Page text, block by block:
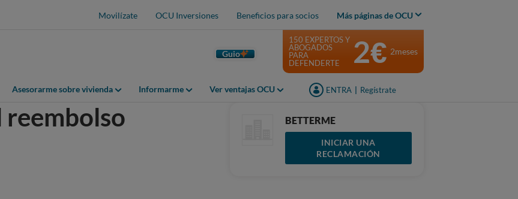
Movilízate OCU Inversiones Beneficios para socios Más páginas de OCU
Guio
Asesorarme sobre vivienda Informarme Ver ventajas OCU ENTRA Regístrate
150 EXPERTOS Y
ABOGADOS
PARA
DEFENDERTE
2€ 2meses
reembolso BETTERME
INICIAR UNA
RECLAMACIÓN